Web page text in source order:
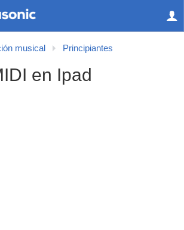
musical Principiantes
en Ipad